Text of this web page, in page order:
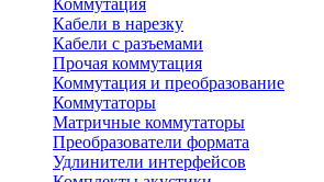
Коммутация
Кабели в нарезку
Кабели с разъемами
Прочая коммутация
Коммутация и преобразование
Коммутаторы
Матричные коммутаторы
Преобразователи формата
Удлинители интерфейсов